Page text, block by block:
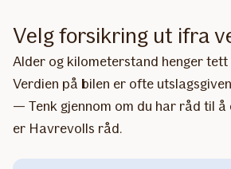
Velg forsikring ut ifra
Alder og kilometerstand henger
Verdien på bilen er ofte
— Tenk gjennom om du har råd til
er Havrevolls råd.